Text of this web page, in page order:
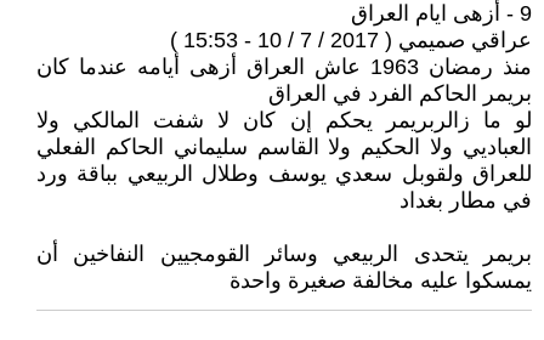
9 - أزهى ايام العراق
عراقي صميمي ( 2017 / 7 / 10 - 15:53 )
منذ رمضان 1963 عاش العراق أزهى أيامه عندما كان
بريمر الحاكم الفرد في العراق
لو ما زالربريمر يحكم إن كان لا شفت المالكي ولا
العباديي ولا الحكيم ولا القاسم سليماني الحاكم الفعلي
للعراق ولقوبل سعدي يوسف وطلال الربيعي بباقة ورد
في مطار بغداد
بريمر يتحدى الربيعي وسائر القومجيين النفاخين أن
يمسكوا عليه مخالفة صغيرة واحدة